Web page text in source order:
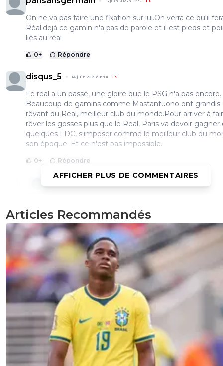
15 juin 2025 à 10:32 + 6
On ne va pas faire une fixation sur lui.On verra ce qu'il
Réal.dejà ce gamin n'a pas de parole et il est pieds et
liés au réal
0+ Répondre
disqus_5 14 juin 2025 à 15:01 +5
Le real a un passé, une gloire que le PSG n'a pas encore.
Beaucoup de gamins comme Mastantuono ont grandis
rêvant du Real, meilleur club du monde.Pour arriver à
rêver les gosses plus que le Real, Paris va devoir gagner
quelques LDC, s'imposer comme le meilleur club du
son époque. Et ce n'est pas impossible.
0+ Répondre
https://x.com/BarcaVerse_/status/
0+ Répondre
disqus_5 14 juin 2025 à 17:16
Ha ouais 😂Alors son choix est
Répondre
tournesol 14 juin 2025 à 13:32
Certains anciens l 'ont sans doute recommandé de ne
signer au ...
0 Répondre
AFFICHER PLUS DE COMMENTAIRES
Articles Recommandés